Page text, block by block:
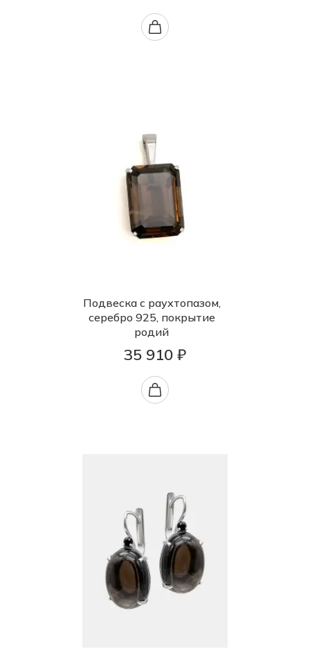
Подвеска с раухтопазом,
серебро 925, покрытие
родий
35 910 ₽